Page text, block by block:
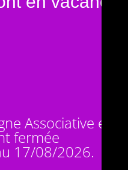
Associative est
fermée
17/08/2026.